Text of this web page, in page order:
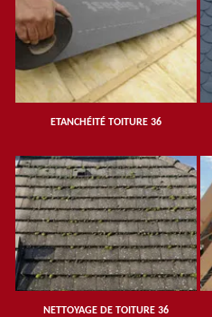
ETANCHÉITÉ TOITURE 36
NETTOYAGE DE TOITURE 36